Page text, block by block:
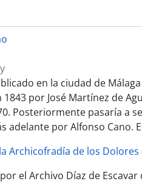
en la ciudad de
1843 por José Martínez de
Posteriormente pasaría a
adelante por Alfonso Cano.
Archicofradía de los Dolores
el Archivo Díaz de Escavar